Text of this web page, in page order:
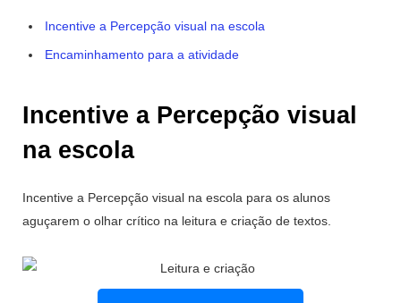
Incentive a Percepção visual na escola
Encaminhamento para a atividade
Incentive a Percepção visual
na escola
Incentive a Percepção visual na escola para os alunos
aguçarem o olhar crítico na leitura e criação de textos.